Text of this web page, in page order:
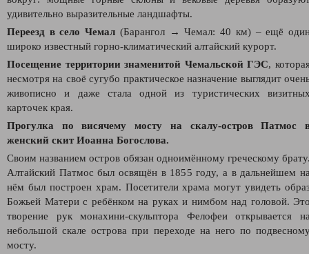
удивительно выразительные ландшафты.
Переезд в село Чемал (Барангол → Чемал: 40 км) – ещё
широко известный горно-климатический алтайский курорт.
Посещение территории знаменитой Чемальской ГЭС,
несмотря на своё сугубо практическое назначение выглядит
живописно и даже стала одной из туристических
карточек края.
Прогулка по висячему мосту на скалу-остров Патмос
женский скит Иоанна Богослова.
Своим названием остров обязан одноимённому греческому
Алтайский Патмос был освящён в 1855 году, а в дальнейшем
нём был построен храм. Посетители храма могут увидеть
Божьей Матери с ребёнком на руках и нимбом над головой.
творение рук монахини-скульптора Фелофеи открывается
небольшой скале острова при переходе на него по
мосту.